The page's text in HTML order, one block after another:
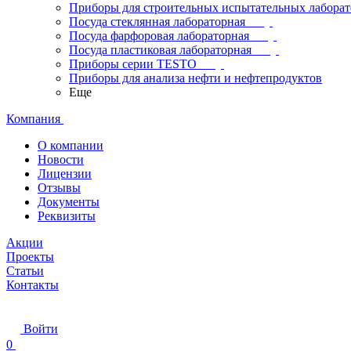
Приборы для строительных испытательных
Посуда стеклянная лабораторная
Посуда фарфоровая лабораторная
Посуда пластиковая лабораторная
Приборы серии TESTO
Приборы для анализа нефти и нефтепродуктов
Еще
Компания
О компании
Новости
Лицензии
Отзывы
Документы
Реквизиты
Акции
Проекты
Статьи
Контакты
Войти
0